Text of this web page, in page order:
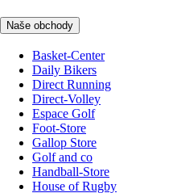
Naše obchody
Basket-Center
Daily Bikers
Direct Running
Direct-Volley
Espace Golf
Foot-Store
Gallop Store
Golf and co
Handball-Store
House of Rugby